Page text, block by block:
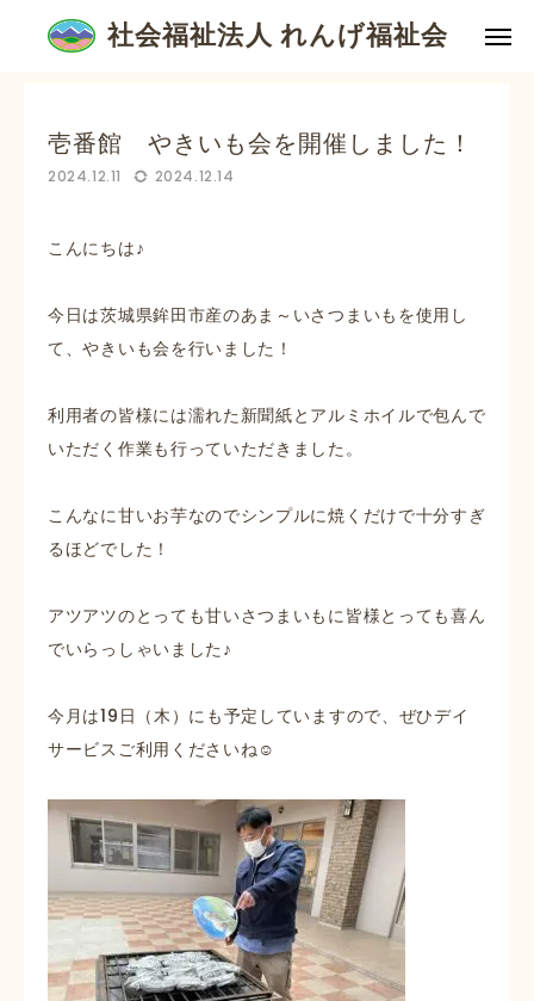
社会福祉法人 れんげ福祉会
お知らせ 壱番館 やきいも会を開催しました！
壱番館 やきいも会を開催しました！
2024.12.11 2024.12.14
こんにちは♪
今日は茨城県鉾田市産のあま～いさつまいもを使用し
て、やきいも会を行いました！
利用者の皆様には濡れた新聞紙とアルミホイルで包んで
いただく作業も行っていただきました。
こんなに甘いお芋なのでシンプルに焼くだけで十分すぎ
るほどでした！
アツアツのとっても甘いさつまいもに皆様とっても喜ん
でいらっしゃいました♪
今月は19日（木）にも予定していますので、ぜひデイ
サービスご利用くださいね☺
社会福祉法人 れんげ福祉会
よくある質問 お知らせ
入居申し込み
お問い合わせ